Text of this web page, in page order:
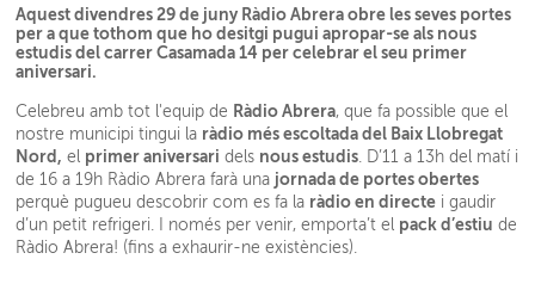
Aquest divendres 29 de juny Ràdio Abrera obre les seves portes
per a que tothom que ho desitgi pugui apropar-se als nous
estudis del carrer Casamada 14 per celebrar el seu primer
aniversari.
Celebreu amb tot l'equip de Ràdio Abrera, que fa possible que el
nostre municipi tingui la ràdio més escoltada del Baix Llobregat
Nord, el primer aniversari dels nous estudis. D’11 a 13h del matí i
de 16 a 19h Ràdio Abrera farà una jornada de portes obertes
perquè pugueu descobrir com es fa la ràdio en directe i gaudir
d’un petit refrigeri. I només per venir, emporta’t el pack d’estiu de
Ràdio Abrera! (fins a exhaurir-ne existències).